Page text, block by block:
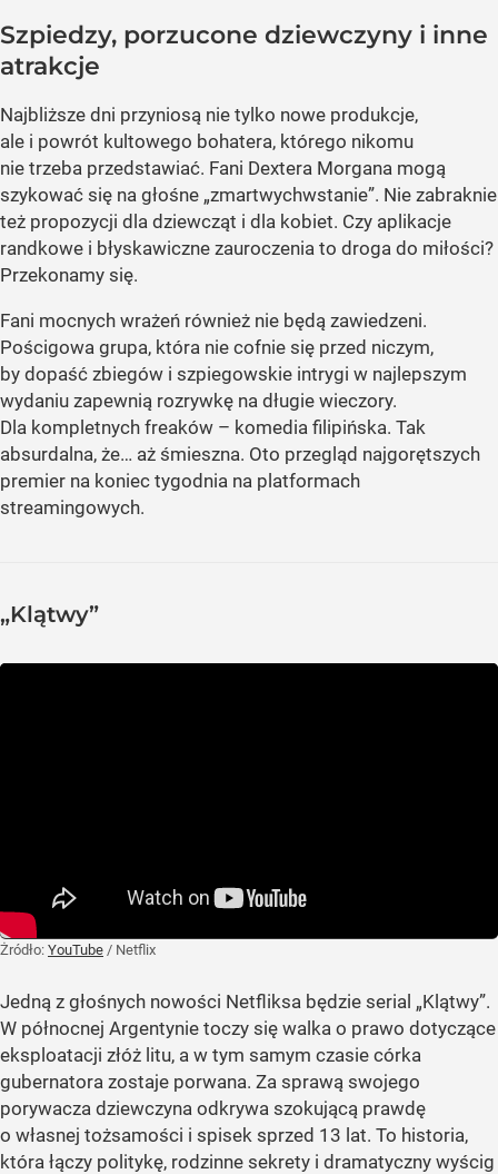
Szpiedzy, porzucone dziewczyny i inne
atrakcje
Najbliższe dni przyniosą nie tylko nowe produkcje,
ale i powrót kultowego bohatera, którego nikomu
nie trzeba przedstawiać. Fani Dextera Morgana mogą
szykować się na głośne „zmartwychwstanie”. Nie zabraknie
też propozycji dla dziewcząt i dla kobiet. Czy aplikacje
randkowe i błyskawiczne zauroczenia to droga do miłości?
Przekonamy się.
Fani mocnych wrażeń również nie będą zawiedzeni.
Pościgowa grupa, która nie cofnie się przed niczym,
by dopaść zbiegów i szpiegowskie intrygi w najlepszym
wydaniu zapewnią rozrywkę na długie wieczory.
Dla kompletnych freaków – komedia filipińska. Tak
absurdalna, że… aż śmieszna. Oto przegląd najgorętszych
premier na koniec tygodnia na platformach
streamingowych.
„Klątwy”
Żródło: YouTube / Netflix
Jedną z głośnych nowości Netfliksa będzie serial „Klątwy”.
W północnej Argentynie toczy się walka o prawo dotyczące
eksploatacji złóż litu, a w tym samym czasie córka
gubernatora zostaje porwana. Za sprawą swojego
porywacza dziewczyna odkrywa szokującą prawdę
o własnej tożsamości i spisek sprzed 13 lat. To historia,
która łączy politykę, rodzinne sekrety i dramatyczny wyścig